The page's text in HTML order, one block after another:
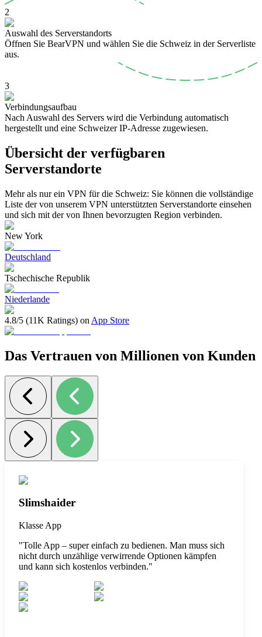
2
Auswahl des Serverstandorts
Öffnen Sie BearVPN und wählen Sie die Schweiz in der Serverliste
aus.
3
Verbindungsaufbau
Nach Auswahl des Servers wird die Verbindung automatisch
hergestellt und eine Schweizer IP-Adresse zugewiesen.
Übersicht der verfügbaren
Serverstandorte
Mehr als nur ein VPN für die Schweiz: Sie können die vollständige
Liste der von unserem VPN unterstützten Serverstandorte einsehen
und sich mit der von Ihnen bevorzugten Region verbinden.
New York
Deutschland
Tschechische Republik
Niederlande
4.8/5 (11K Ratings) on App Store
Das Vertrauen von Millionen von Kunden
Slimshaider
Klasse App
"Tolle App – super einfach zu bedienen. Man muss sich
nicht durch unzählige verwirrende Optionen kämpfen
und kann sich kostenlos verbinden."